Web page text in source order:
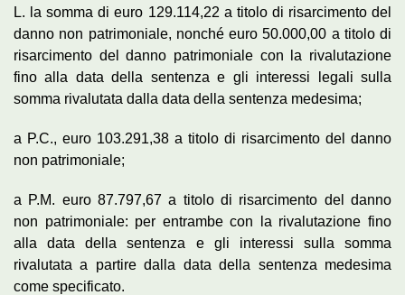
L. la somma di euro 129.114,22 a titolo di risarcimento del
danno non patrimoniale, nonché euro 50.000,00 a titolo di
risarcimento del danno patrimoniale con la rivalutazione
fino alla data della sentenza e gli interessi legali sulla
somma rivalutata dalla data della sentenza medesima;
a P.C., euro 103.291,38 a titolo di risarcimento del danno
non patrimoniale;
a P.M. euro 87.797,67 a titolo di risarcimento del danno
non patrimoniale: per entrambe con la rivalutazione fino
alla data della sentenza e gli interessi sulla somma
rivalutata a partire dalla data della sentenza medesima
come specificato.